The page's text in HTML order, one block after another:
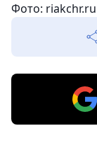
Фото: riakchr.ru